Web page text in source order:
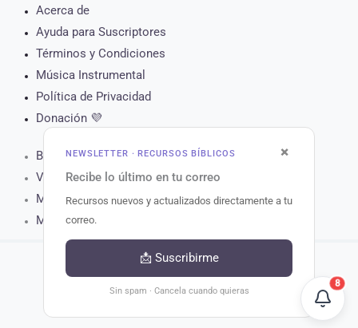
×
NEWSLETTER · RECURSOS BÍBLICOS
Recibe lo último en tu correo
Recursos nuevos y actualizados directamente a tu
correo.
📩 Suscribirme
Sin spam · Cancela cuando quieras
Acerca de
Ayuda para Suscriptores
Términos y Condiciones
Música Instrumental
Política de Privacidad
Donación 💜
Biblia Online
Versículo del Día
Muro de Oración
Matutina para Hoy
Copyright © 2026 Recursos Bíblicos. 8